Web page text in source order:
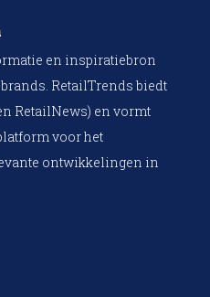
en inspiratiebron
RetailTrends biedt
RetailNews) en vormt
voor het
ontwikkelingen in